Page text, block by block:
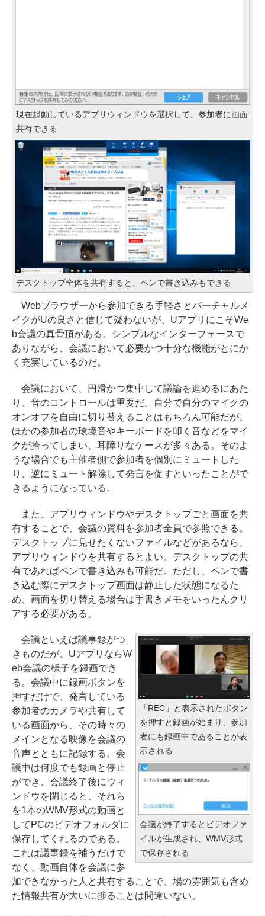
現在起動しているアプリウィンドウを選択して、参加者に画面
共有できる
デスクトップ全体を共有すると、ペンで書き込みもできる
Webブラウザーから参加できる手軽さとバーチャルメ
イクがUの良さと信じて疑わないが、UアプリにこそWe
b会議の真骨頂がある。シンプルなインターフェースで
ありながら、会議において必要かつ十分な機能がとにか
く充実しているのだ。
会議において、円滑かつ集中して議論を進めるにあた
り、音のコントロールは重要だ。自分で自分のマイクの
オンオフを自由に切り替えることはもちろん可能だが、
ほかの参加者の環境音やキーボードを叩く音などをマイ
クが拾ってしまい、耳障りなケースが多々ある。そのよ
うな場合でも主催者側で参加者を個別にミュートした
り、逆にミュート解除して発言を促すといったことがで
きるようになっている。
また、アプリウィンドウやデスクトップごと画面を共
有することで、会議の資料を参加者全員で参照できる。
デスクトップに見せたくないファイルなどがあるなら、
アプリウィンドウを共有するとよい。デスクトップの共
有であればペンで書き込みも可能だ。ただし、ペンで書
き込む際にデスクトップ画面は静止した状態になるた
め、画面を切り替える場合は手書きメモをいったんクリ
アする必要がある。
「REC」と表示されたボタン
を押すと録画が始まり、参加
者にも録画中であることが表
示される
会議が終了するとビデオファ
イルが生成され、WMV形式
で保存される
会議といえば議事録がつ
きものだが、UアプリならW
eb会議の様子を録画でき
る。会議中に録画ボタンを
押すだけで、発言している
参加者のカメラや共有して
いる画面から、その時々の
メインとなる映像を会議の
音声とともに記録する。会
議中は何度でも録画と停止
ができ、会議終了後にウィ
ンドウを閉じると、それら
を1本のWMV形式の動画と
してPCのビデオフォルダに
保存してくれるのである。
これは議事録を補うだけで
なく、動画自体を会議に参
加できなかった人と共有することで、場の雰囲気も含め
た情報共有が大いに捗ることは間違いない。